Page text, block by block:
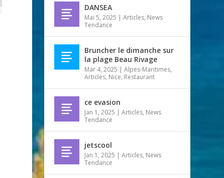
DANSEA
Mai 5, 2025 |Articles, News
Tendance
Bruncher le dimanche sur
la plage Beau Rivage
Mar 4, 2025 |Alpes-Maritimes,
Articles, Nice, Restaurant
ce evasion
Jan 1, 2025 |Articles, News
Tendance
jetscool
Jan 1, 2025 |Articles, News
Tendance